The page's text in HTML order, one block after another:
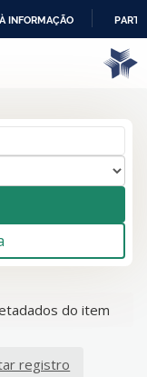
INFORMAÇÃO
do item
registro